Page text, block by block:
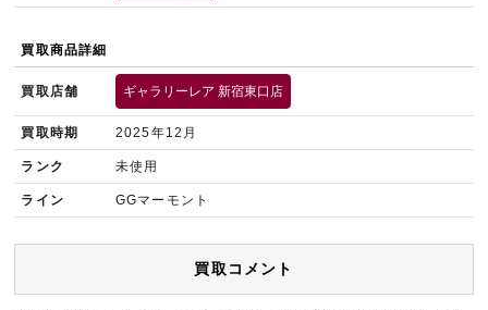
買取商品詳細
買取店舗 ギャラリーレア 新宿東口店
買取時期 2025年12月
ランク 未使用
ライン GGマーモント
買取コメント